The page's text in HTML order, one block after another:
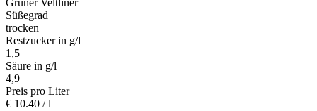
Grüner Veltliner
Süßegrad
trocken
Restzucker in g/l
1,5
Säure in g/l
4,9
Preis pro Liter
€ 10.40 / l